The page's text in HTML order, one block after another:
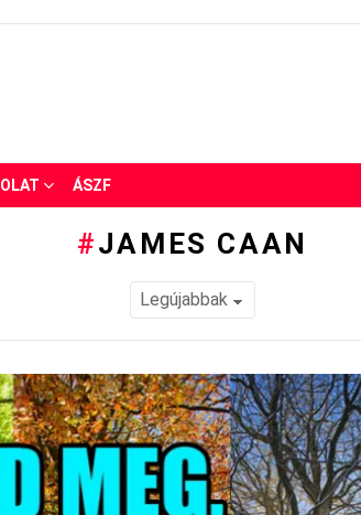
ÁSZF
JAMES CAAN